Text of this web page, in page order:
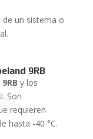
un sistema o
9RB
y los
Son
requieren
hasta -40 °C.